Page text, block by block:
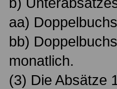
aa)
bb)
monatlich.
(3) Die Absätze